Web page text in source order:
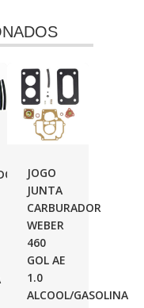
JOGO
JUNTA
CARBURADOR
WEBER
460
GOL AE
1.0
ALCOOL/GASOLINA